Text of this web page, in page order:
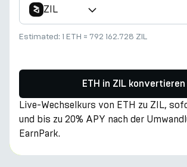
ZIL
Estimated: 1 ETH ≈ 792 162.728 ZIL
ETH in ZIL konvertieren
Live-Wechselkurs von ETH zu ZIL,
und bis zu 20% APY nach der
EarnPark.